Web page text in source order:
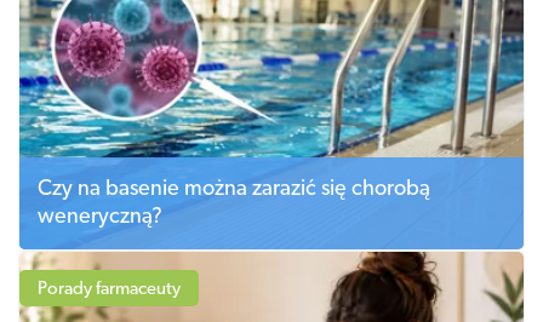
Czy na basenie można zarazić się chorobą
weneryczną?
Porady farmaceuty